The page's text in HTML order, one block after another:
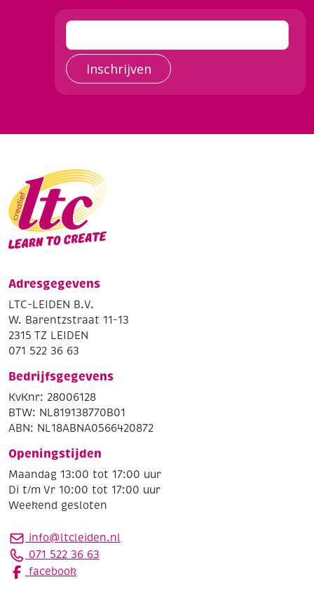
Inschrijven
Adresgegevens
LTC-LEIDEN B.V.
W. Barentzstraat 11-13
2315 TZ LEIDEN
071 522 36 63
Bedrijfsgegevens
KvKnr: 28006128
BTW: NL819138770B01
ABN: NL18ABNA0566420872
Openingstijden
Maandag 13:00 tot 17:00 uur
Di t/m Vr 10:00 tot 17:00 uur
Weekend gesloten
info@ltcleiden.nl
071 522 36 63
facebook